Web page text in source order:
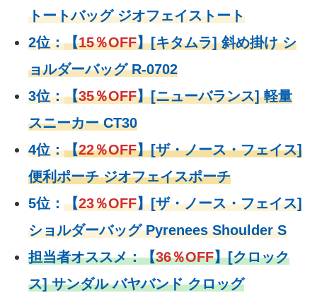
トートバッグ ジオフェイストート
2位：【15％OFF】[キタムラ] 斜め掛け シ
ョルダーバッグ R-0702
3位：【35％OFF】[ニューバランス] 軽量
スニーカー CT30
4位：【22％OFF】[ザ・ノース・フェイス]
便利ポーチ ジオフェイスポーチ
5位： 【23％OFF】[ザ・ノース・フェイス]
ショルダーバッグ Pyrenees Shoulder S
担当者オススメ：【36％OFF】[クロック
ス] サンダル バヤバンド クロッグ